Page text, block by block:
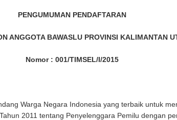
PENGUMUMAN PENDAFTARAN
ANGGOTA BAWASLU PROVINSI KALIMANTAN
Nomor : 001/TIMSEL/I/2015
Warga Negara Indonesia yang terbaik untuk
2011 tentang Penyelenggara Pemilu dengan